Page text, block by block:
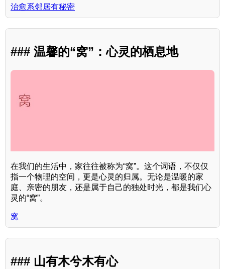
治愈系邻居有秘密
### 温馨的“窝”：心灵的栖息地
在我们的生活中，家往往被称为“窝”。这个词语，不仅仅
指一个物理的空间，更是心灵的归属。无论是温暖的家
庭、亲密的朋友，还是属于自己的独处时光，都是我们心
灵的“窝”。
窝
### 山有木兮木有心